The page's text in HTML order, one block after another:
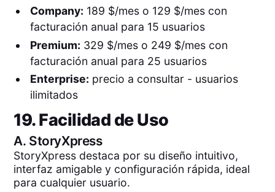
Company: 189 $/mes o 129 $/mes con
facturación anual para 15 usuarios
Premium: 329 $/mes o 249 $/mes con
facturación anual para 25 usuarios
Enterprise: precio a consultar - usuarios
ilimitados
19. Facilidad de Uso
A. StoryXpress
StoryXpress destaca por su diseño intuitivo,
interfaz amigable y configuración rápida, ideal
para cualquier usuario.